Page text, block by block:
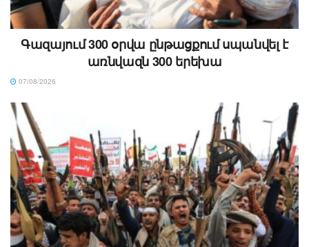
Գազայում 300 օրվա ընթացքում սպանվել է
առնվազն 300 երեխա
07/08/2026